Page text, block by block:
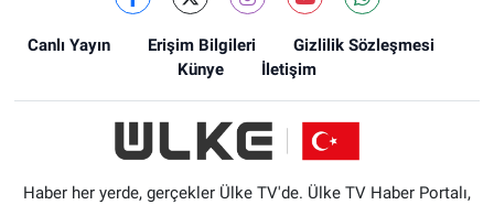
Canlı Yayın Erişim Bilgileri
Gizlilik Sözleşmesi
Künye
İletişim
Haber her yerde, gerçekler Ülke TV'de. Ülke TV Haber Portalı,